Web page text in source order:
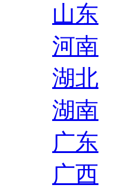
山东
河南
湖北
湖南
广东
广西